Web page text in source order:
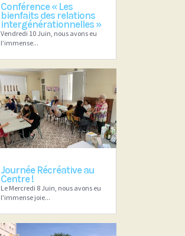
Conférence « Les
bienfaits des relations
intergénérationnelles »
Vendredi 10 Juin, nous avons eu
l’immense...
Journée Récréative au
Centre !
Le Mercredi 8 Juin, nous avons eu
l'immense joie...